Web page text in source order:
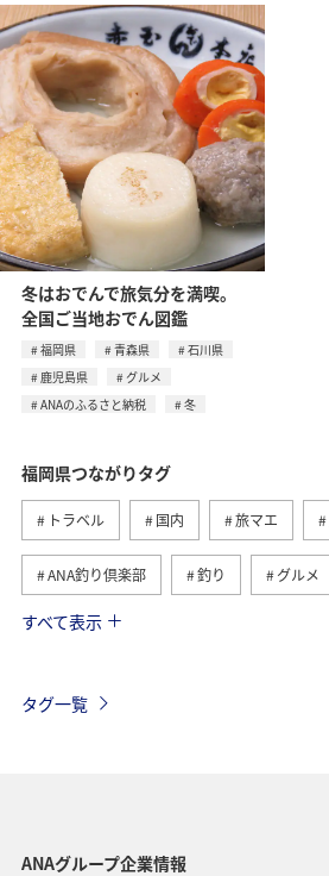
冬はおでんで旅気分を満喫。
全国ご当地おでん図鑑
福岡県 青森県
石川県
鹿児島県
グルメ
ANAのふるさと納税
冬
福岡県つながりタグ
トラベル 国内 旅マエ
ANA釣り倶楽部 釣り グルメ
冬 海
すべて表示
タグ一覧
ANAグループ企業情報